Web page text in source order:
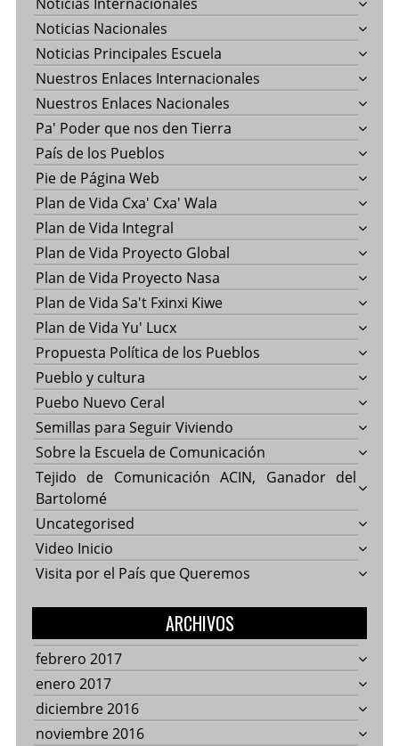
Noticias Nacionales
Noticias Principales Escuela
Nuestros Enlaces Internacionales
Nuestros Enlaces Nacionales
Pa' Poder que nos den Tierra
País de los Pueblos
Pie de Página Web
Plan de Vida Cxa' Cxa' Wala
Plan de Vida Integral
Plan de Vida Proyecto Global
Plan de Vida Proyecto Nasa
Plan de Vida Sa't Fxinxi Kiwe
Plan de Vida Yu' Lucx
Propuesta Política de los Pueblos
Pueblo y cultura
Puebo Nuevo Ceral
Semillas para Seguir Viviendo
Sobre la Escuela de Comunicación
Tejido de Comunicación ACIN, Ganador del
Bartolomé
Uncategorised
Video Inicio
Visita por el País que Queremos
ARCHIVOS
febrero 2017
enero 2017
diciembre 2016
noviembre 2016